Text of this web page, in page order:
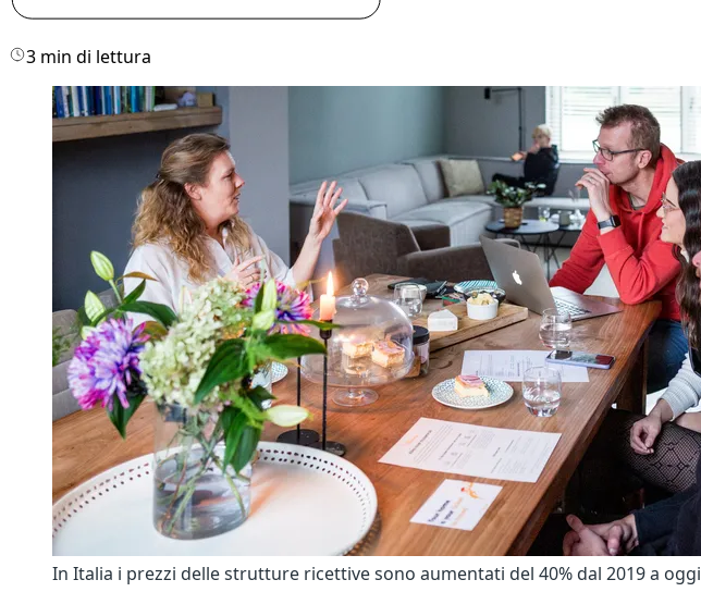
3 min di lettura
In Italia i prezzi delle strutture ricettive sono aumentati del 40% dal 2019 a oggi